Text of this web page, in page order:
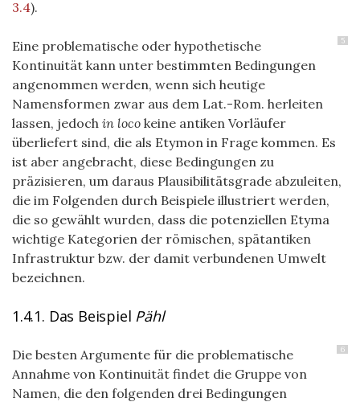
3.4).
5
Eine problematische oder hypothetische
Kontinuität kann unter bestimmten Bedingungen
angenommen werden, wenn sich heutige
Namensformen zwar aus dem Lat.-Rom. herleiten
lassen, jedoch in loco keine antiken Vorläufer
überliefert sind, die als Etymon in Frage kommen. Es
ist aber angebracht, diese Bedingungen zu
präzisieren, um daraus Plausibilitätsgrade abzuleiten,
die im Folgenden durch Beispiele illustriert werden,
die so gewählt wurden, dass die potenziellen Etyma
wichtige Kategorien der römischen, spätantiken
Infrastruktur bzw. der damit verbundenen Umwelt
bezeichnen.
1.4.1. Das Beispiel Pähl
6
Die besten Argumente für die problematische
Annahme von Kontinuität findet die Gruppe von
Namen, die den folgenden drei Bedingungen